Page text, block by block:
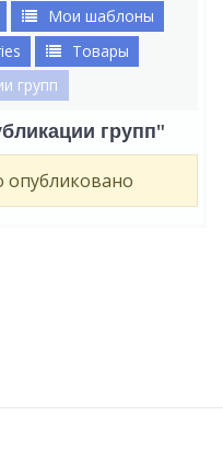
Мои шаблоны
Товары
групп
групп"
опубликовано